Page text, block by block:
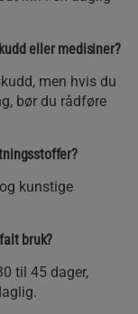
eller medisiner?
men hvis du
bør du rådføre
kunstige
bruk?
til 45 dager,